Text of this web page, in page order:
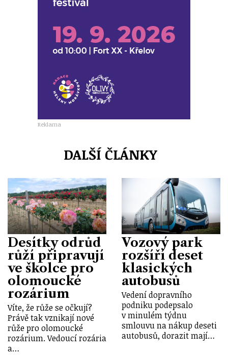
Reklama
DALŠÍ ČLÁNKY
Desítky odrůd
růží připravují
ve školce pro
olomoucké
rozárium
Víte, že růže se očkují?
Právě tak vznikají nové
růže pro olomoucké
rozárium. Vedoucí rozária
a…
Vozový park
rozšíří deset
klasických
autobusů
Vedení dopravního
podniku podepsalo
v minulém týdnu
smlouvu na nákup deseti
autobusů, dorazit mají…